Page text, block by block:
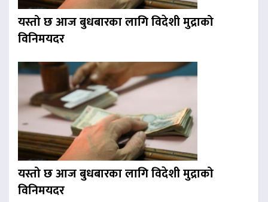
यस्तो छ आज बुधबारका लागि विदेशी मुद्राको
विनिमयदर
यस्तो छ आज बुधबारका लागि विदेशी मुद्राको
विनिमयदर